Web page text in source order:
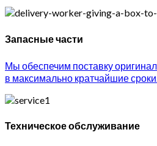
Запасные части
Мы обеспечим поставку
в максимально кратчайшие
Техническое обслуживание